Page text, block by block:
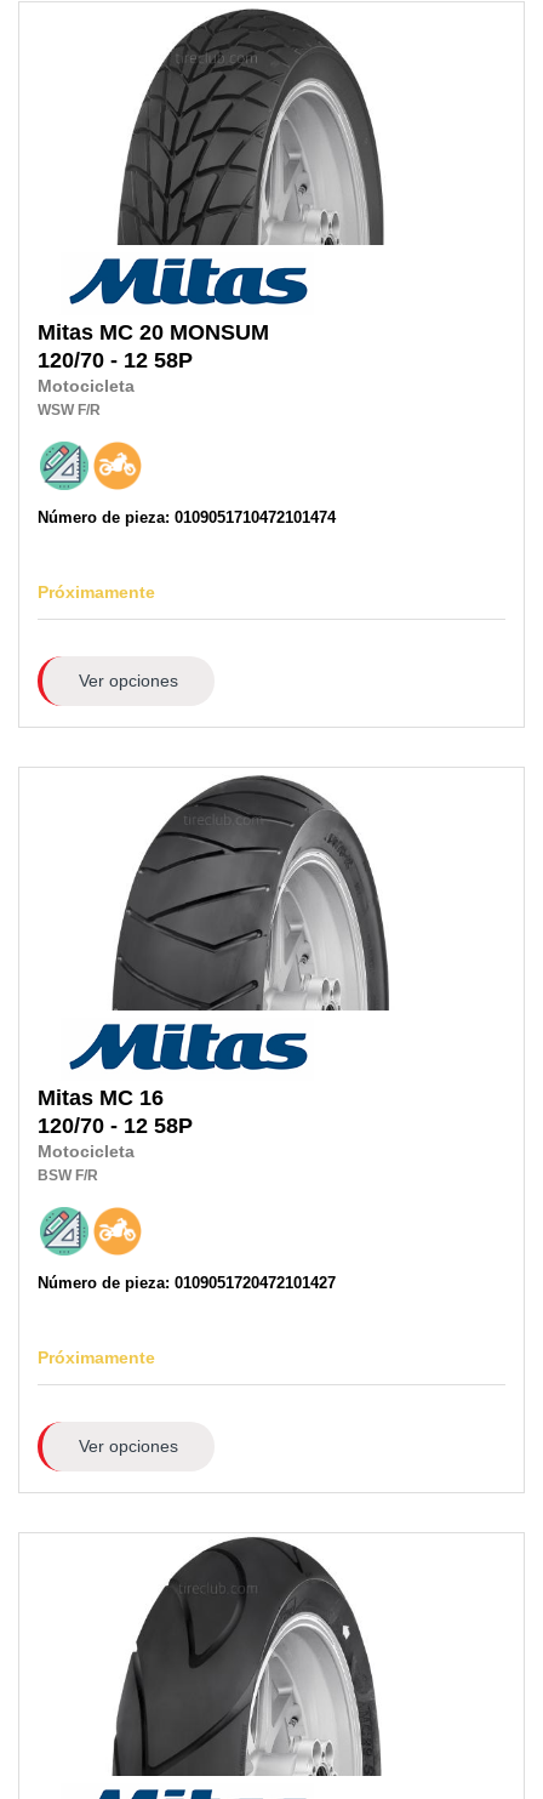
Mitas MC 20 MONSUM
120/70 - 12 58P
Motocicleta
WSW F/R
Número de pieza: 0109051710472101474
Próximamente
Ver opciones
Mitas MC 16
120/70 - 12 58P
Motocicleta
BSW F/R
Número de pieza: 0109051720472101427
Próximamente
Ver opciones